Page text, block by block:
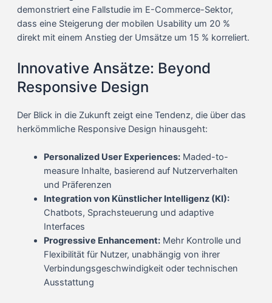
demonstriert eine Fallstudie im E-Commerce-Sektor,
dass eine Steigerung der mobilen Usability um 20 %
direkt mit einem Anstieg der Umsätze um 15 % korreliert.
Innovative Ansätze: Beyond
Responsive Design
Der Blick in die Zukunft zeigt eine Tendenz, die über das
herkömmliche Responsive Design hinausgeht:
Personalized User Experiences:Maded-to-
measure Inhalte, basierend auf Nutzerverhalten
und Präferenzen
Integration von Künstlicher Intelligenz (KI):
Chatbots, Sprachsteuerung und adaptive
Interfaces
Progressive Enhancement:Mehr Kontrolle und
Flexibilität für Nutzer, unabhängig von ihrer
Verbindungsgeschwindigkeit oder technischen
Ausstattung